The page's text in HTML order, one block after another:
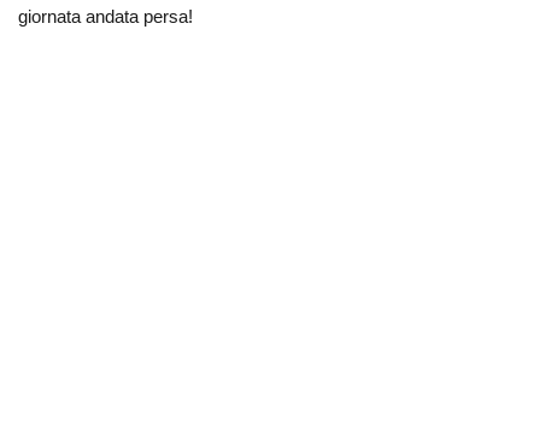
giornata andata persa!